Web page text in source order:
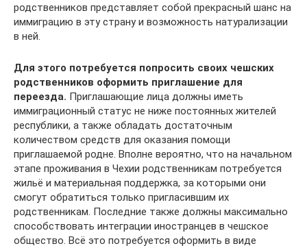
родственников представляет собой прекрасный шанс на
иммиграцию в эту страну и возможность натурализации
в ней.
Для этого потребуется попросить своих чешских
родственников оформить приглашение для
переезда. Приглашающие лица должны иметь
иммиграционный статус не ниже постоянных жителей
республики, а также обладать достаточным
количеством средств для оказания помощи
приглашаемой родне. Вполне вероятно, что на начальном
этапе проживания в Чехии родственникам потребуется
жильё и материальная поддержка, за которыми они
смогут обратиться только пригласившим их
родственникам. Последние также должны максимально
способствовать интеграции иностранцев в чешское
общество. Всё это потребуется оформить в виде